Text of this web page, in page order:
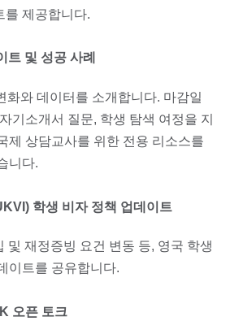
를 제공합니다.
트 및 성공 사례
화와 데이터를 소개합니다. 마감일
기소개서 질문, 학생 탐색 여정을 지
제 상담교사를 위한 전용 리소스를
니다.
학생 비자 정책 업데이트
및 재정증빙 요건 변동 등, 영국 학생
이트를 공유합니다.
오픈 토크